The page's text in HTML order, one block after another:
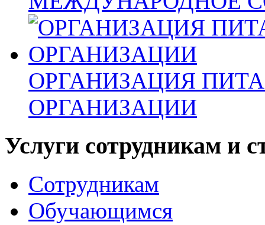
ОРГАНИЗАЦИЯ
ОРГАНИЗАЦИИ
Услуги сотрудникам и
Сотрудникам
Обучающимся